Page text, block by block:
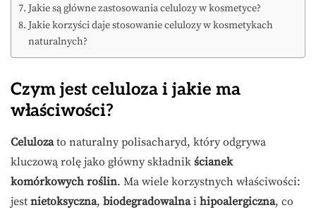
Jakie są główne zastosowania celulozy w kosmetyce?
Jakie korzyści daje stosowanie celulozy w kosmetykach
naturalnych?
Czym jest celuloza i jakie ma
właściwości?
Celulozato naturalny polisacharyd, który odgrywa
kluczową rolę jako główny składnik ścianek
komórkowych roślin. Ma wiele korzystnych właściwości:
jest nietoksyczna, biodegradowalnai hipoalergiczna, co